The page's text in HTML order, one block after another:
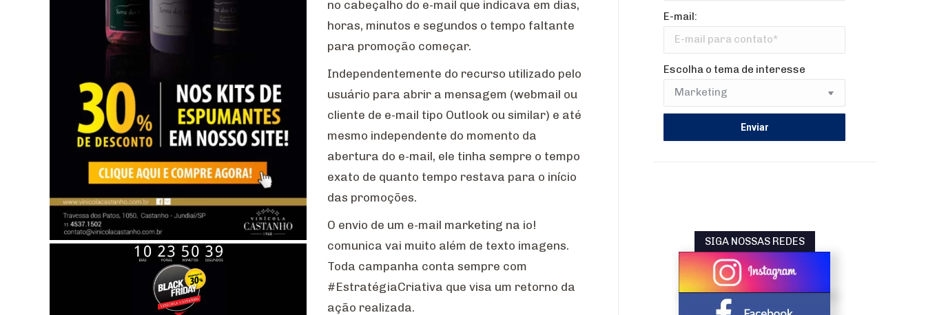
no cabeçalho do e-mail que indicava em dias,
horas, minutos e segundos o tempo faltante
para promoção começar.
Independentemente do recurso utilizado pelo
usuário para abrir a mensagem (webmail ou
cliente de e-mail tipo Outlook ou similar) e até
mesmo independente do momento da
abertura do e-mail, ele tinha sempre o tempo
exato de quanto tempo restava para o início
das promoções.
O envio de um e-mail marketing na io!
comunica vai muito além de texto imagens.
Toda campanha conta sempre com
#EstratégiaCriativa que visa um retorno da
ação realizada.
E-mail:
Escolha o tema de interesse
SIGA NOSSAS REDES